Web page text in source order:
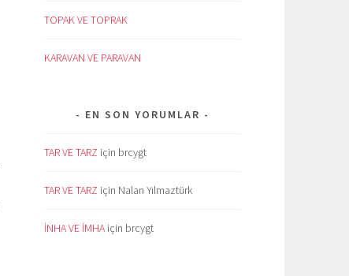
TOPAK VE TOPRAK
KARAVAN VE PARAVAN
EN SON YORUMLAR
TAR VE TARZ için brcygt
TAR VE TARZ için Nalan Yılmaztürk
İNHA VE İMHA için brcygt